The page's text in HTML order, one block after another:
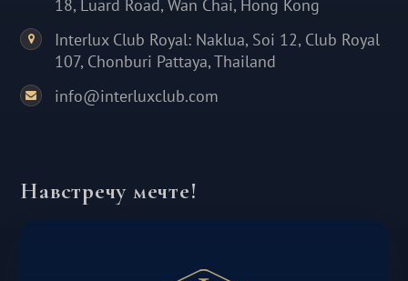
18, Luard Road, Wan Chai, Hong Kong
Interlux Club Royal: Naklua, Soi 12, Club Royal
107, Chonburi Pattaya, Thailand
info@interluxclub.com
Навстречу мечте!